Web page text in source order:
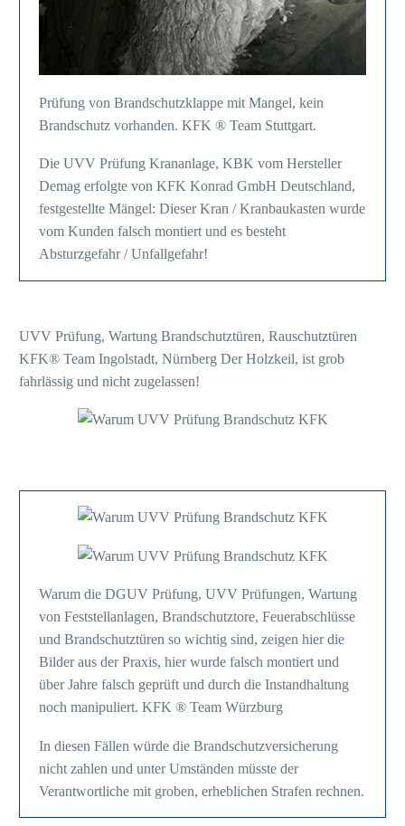
Prüfung von Brandschutzklappe mit Mangel, kein
Brandschutz vorhanden. KFK ® Team Stuttgart.
Die UVV Prüfung Krananlage, KBK vom Hersteller
Demag erfolgte von KFK Konrad GmbH Deutschland,
festgestellte Mängel: Dieser Kran / Kranbaukasten wurde
vom Kunden falsch montiert und es besteht
Absturzgefahr / Unfallgefahr!
UVV Prüfung, Wartung Brandschutztüren, Rauschutztüren
KFK® Team Ingolstadt, Nürnberg Der Holzkeil, ist grob
fahrlässig und nicht zugelassen!
Warum die DGUV Prüfung, UVV Prüfungen, Wartung
von Feststellanlagen, Brandschutztore, Feuerabschlüsse
und Brandschutztüren so wichtig sind, zeigen hier die
Bilder aus der Praxis, hier wurde falsch montiert und
über Jahre falsch geprüft und durch die Instandhaltung
noch manipuliert. KFK ® Team Würzburg
In diesen Fällen würde die Brandschutzversicherung
nicht zahlen und unter Umständen müsste der
Verantwortliche mit groben, erheblichen Strafen rechnen.